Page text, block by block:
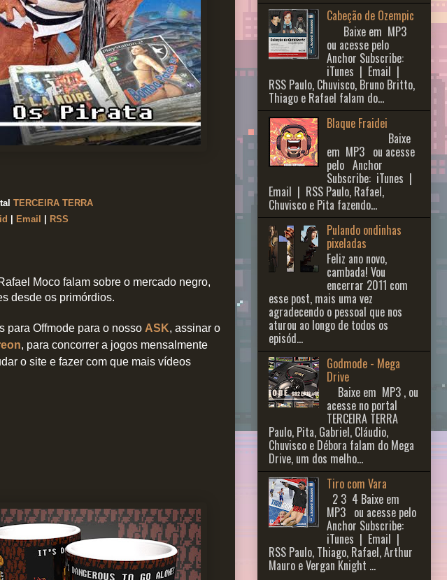
TERCEIRA TERRA
Email RSS
Moco falam sobre o mercado negro,
desde os primórdios.
para Offmode para o nosso ASK, assinar o
, para concorrer a jogos mensalmente
o site e fazer com que mais vídeos
Cabeção de Ozempic
Baixe em MP3
ou acesse pelo
Anchor Subscribe:
iTunes | Email |
RSS Paulo, Chuvisco, Bruno Britto,
Thiago e Rafael falam do...
Blaque Fraidei
Baixe
em MP3 ou acesse
pelo Anchor
Subscribe: iTunes |
Email | RSS Paulo, Rafael,
Chuvisco e Pita fazendo...
Pulando ondinhas
pixeladas
Feliz ano novo,
cambada! Vou
encerrar 2011 com
esse post, mais uma vez
agradecendo o pessoal que nos
aturou ao longo de todos os
episód...
Godmode - Mega
Drive
Baixe em MP3 , ou
acesse no portal
TERCEIRA TERRA
Paulo, Pita, Gabriel, Cláudio,
Chuvisco e Débora falam do Mega
Drive, um dos melho...
Tiro com Vara
2 3 ​ 4 Baixe em
MP3 ou acesse pelo
Anchor Subscribe:
iTunes | Email |
RSS Paulo, Thiago, Rafael, Arthur
Mauro e Vergan Knight ...